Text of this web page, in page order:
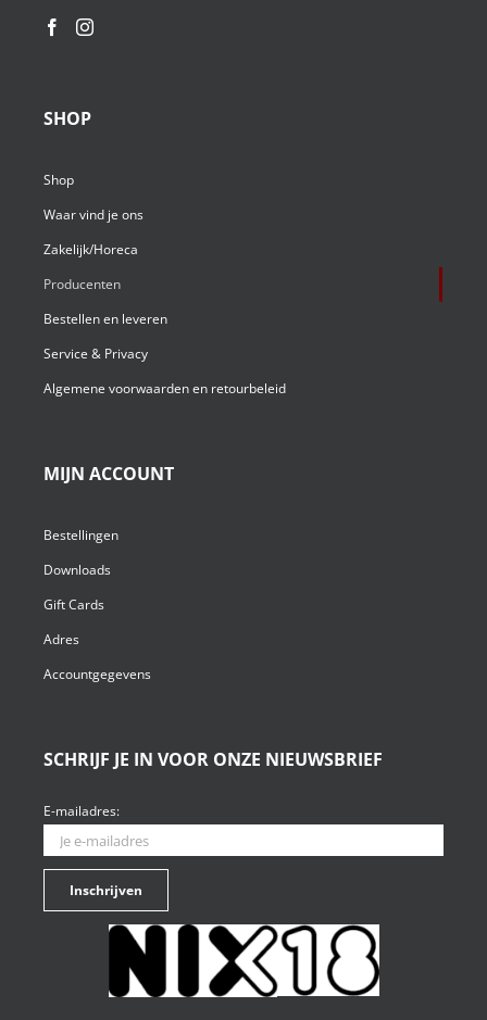
SHOP
Shop
Waar vind je ons
Zakelijk/Horeca
Producenten
Bestellen en leveren
Service & Privacy
Algemene voorwaarden en retourbeleid
MIJN ACCOUNT
Bestellingen
Downloads
Gift Cards
Adres
Accountgegevens
SCHRIJF JE IN VOOR ONZE NIEUWSBRIEF
E-mailadres: